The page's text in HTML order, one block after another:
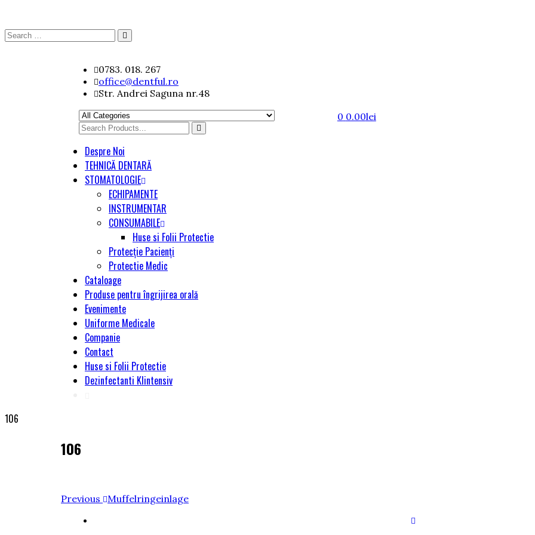
Search
0783. 018. 267
office@dentful.ro
Str. Andrei Saguna nr.48
Search
0 0.00lei
Despre Noi
TEHNICĂ DENTARĂ
STOMATOLOGIE
ECHIPAMENTE
INSTRUMENTAR
CONSUMABILE
Huse si Folii Protectie
Protecție Pacienți
Protectie Medic
Cataloage
Produse pentru îngrijirea orală
Evenimente
Uniforme Medicale
Companie
Contact
Huse si Folii Protectie
Dezinfectanti Klintensiv
106
106
Navigare
Previous
Previous Muffelringeinlage